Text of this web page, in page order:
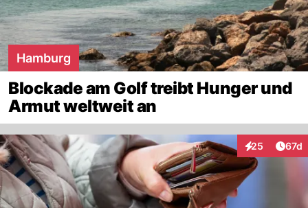
Hamburg
Blockade am Golf treibt Hunger und
Armut weltweit an
25
Interaktionen
67d